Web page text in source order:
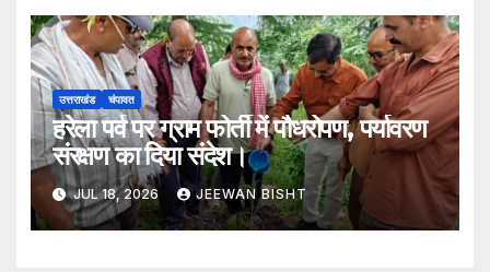
उत्तराखंड चंपावत
हरेला पर्व पर ग्राम फोर्ती में पौधरोपण, पर्यावरण
संरक्षण का दिया संदेश।
JUL 18, 2026 JEEWAN BISHT